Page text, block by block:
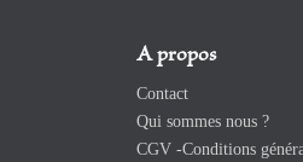
A propos
Contact
Qui sommes nous ?
CGV -Conditions